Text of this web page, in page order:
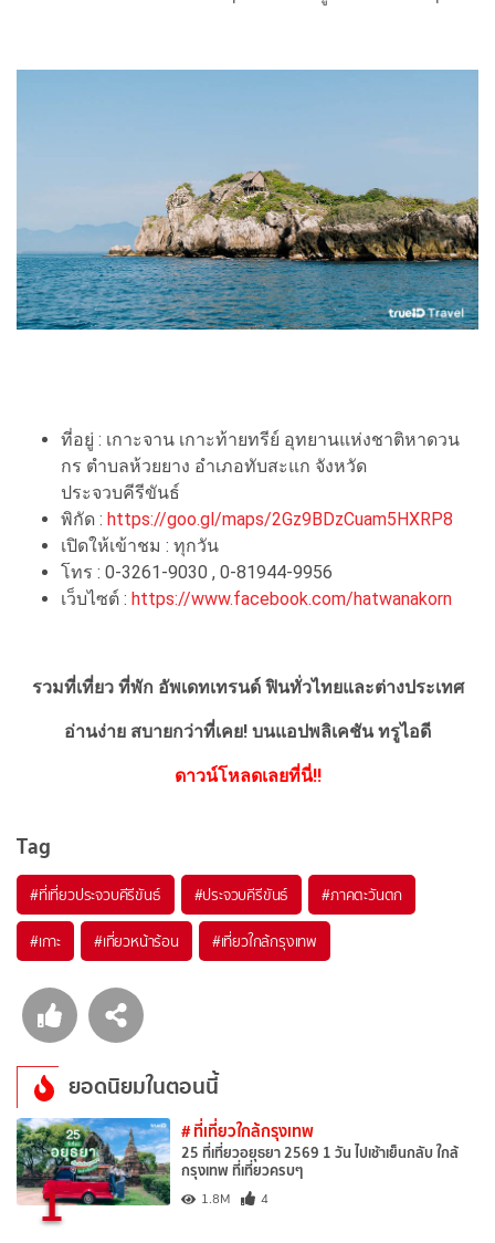
ที่อยู่ : เกาะจาน เกาะท้ายทรีย์ อุทยานแห่งชาติหาดวน
กร ตำบลห้วยยาง อำเภอทับสะแก จังหวัด
ประจวบคีรีขันธ์
พิกัด : https://goo.gl/maps/2Gz9BDzCuam5HXRP8
เปิดให้เข้าชม : ทุกวัน
โทร : 0-3261-9030 , 0-81944-9956
เว็บไซต์ : https://www.facebook.com/hatwanakorn
รวมที่เที่ยว ที่พัก อัพเดทเทรนด์ ฟินทั่วไทยและต่างประเทศ
อ่านง่าย สบายกว่าที่เคย! บนแอปพลิเคชัน ทรูไอดี
ดาวน์โหลดเลยที่นี่!!
Tag
#ที่เที่ยวประจวบคีรีขันธ์ #ประจวบคีรีขันธ์ #ภาคตะวันตก
#เกาะ #เที่ยวหน้าร้อน #เที่ยวใกล้กรุงเทพ
ยอดนิยมในตอนนี้
1
# ที่เที่ยวใกล้กรุงเทพ
25 ที่เที่ยวอยุธยา 2569 1 วัน ไปเช้าเย็นกลับ ใกล้
กรุงเทพ ที่เที่ยวครบๆ
1.8M 4